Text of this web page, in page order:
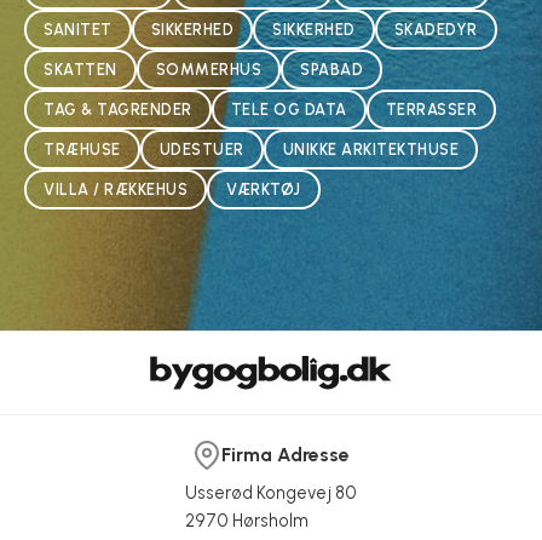
SANITET SIKKERHED SIKKERHED SKADEDYR
SKATTEN SOMMERHUS SPABAD
TAG & TAGRENDER TELE OG DATA TERRASSER
TRÆHUSE UDESTUER UNIKKE ARKITEKTHUSE
VILLA / RÆKKEHUS VÆRKTØJ
Firma Adresse
Usserød Kongevej 80
2970 Hørsholm